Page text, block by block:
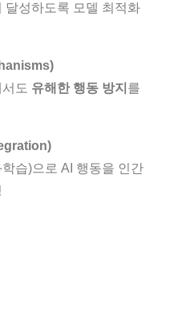
달성하도록 모델 최적화
도 유해한 행동 방지 를
습)으로 AI 행동을 인간